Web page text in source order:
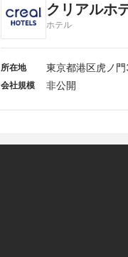
クリアルホ
ホテル
所在地
東京都港区虎ノ
8階
会社規模 非公開